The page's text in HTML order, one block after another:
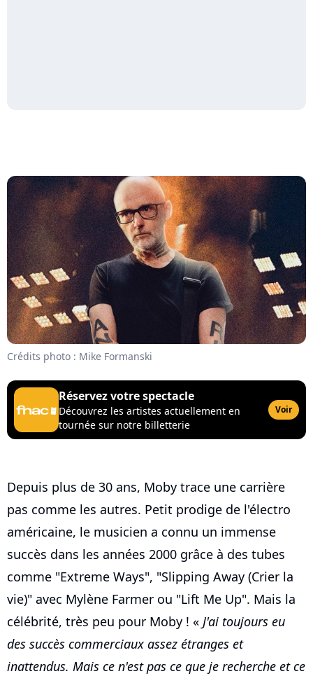
Crédits photo : Mike Formanski
Réservez votre spectacle
Découvrez les artistes actuellement en
tournée sur notre billetterie
Voir
Depuis plus de 30 ans, Moby trace une carrière
pas comme les autres. Petit prodige de l'électro
américaine, le musicien a connu un immense
succès dans les années 2000 grâce à des tubes
comme "Extreme Ways", "Slipping Away (Crier la
vie)" avec Mylène Farmer ou "Lift Me Up". Mais la
célébrité, très peu pour Moby ! « J'ai toujours eu
des succès commerciaux assez étranges et
inattendus. Mais ce n'est pas ce que je recherche et ce